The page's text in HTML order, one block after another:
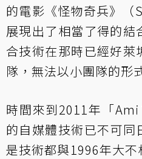
的電影《怪物奇兵》（
展現出了相當了得的結
合技術在那時已經好萊
隊，無法以小團隊的形
時間來到2011年「
的自媒體技術已不可同
是技術都與1996年大